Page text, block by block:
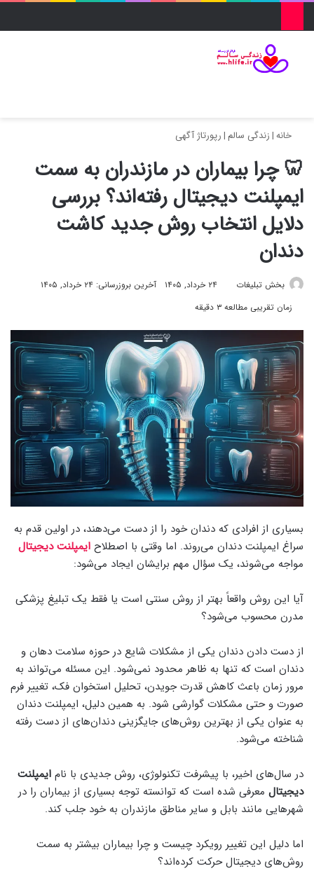
خانه|زندگی سالم |رپورتاژ آگهی
🦷 چرا بیماران در مازندران به سمت
ایمپلنت دیجیتال رفته‌اند؟ بررسی
دلایل انتخاب روش‌ جدید کاشت
دندان
بخش تبلیغات ۲۴ خرداد, ۱۴۰۵
آخرین بروزرسانی: ۲۴ خرداد, ۱۴۰۵
زمان تقریبی مطالعه ۳ دقیقه
بسیاری از افرادی که دندان خود را از دست می‌دهند، در اولین قدم به
سراغ ایمپلنت دندان می‌روند. اما وقتی با اصطلاح ایمپلنت دیجیتال
مواجه می‌شوند، یک سؤال مهم برایشان ایجاد می‌شود:
آیا این روش واقعاً بهتر از روش سنتی است یا فقط یک تبلیغ پزشکی
مدرن محسوب می‌شود؟
از دست دادن دندان یکی از مشکلات شایع در حوزه سلامت دهان و
دندان است که تنها به ظاهر محدود نمی‌شود. این مسئله می‌تواند به
مرور زمان باعث کاهش قدرت جویدن، تحلیل استخوان فک، تغییر فرم
صورت و حتی مشکلات گوارشی شود. به همین دلیل، ایمپلنت دندان
به عنوان یکی از بهترین روش‌های جایگزینی دندان‌های از دست رفته
شناخته می‌شود.
در سال‌های اخیر، با پیشرفت تکنولوژی، روش جدیدی با نام ایمپلنت
دیجیتال معرفی شده است که توانسته توجه بسیاری از بیماران را در
شهرهایی مانند بابل و سایر مناطق مازندران به خود جلب کند.
اما دلیل این تغییر رویکرد چیست و چرا بیماران بیشتر به سمت
روش‌های دیجیتال حرکت کرده‌اند؟